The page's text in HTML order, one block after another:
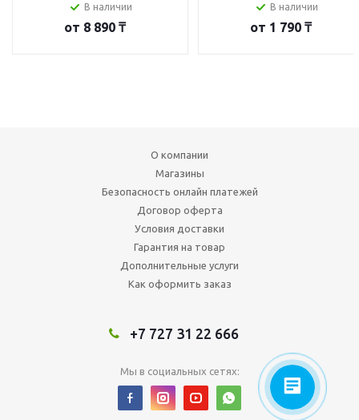
В наличии
от 8 890 ₸
В наличии
от 1 790 ₸
О компании
Магазины
Безопасность онлайн платежей
Договор оферта
Условия доставки
Гарантия на товар
Дополнительные услуги
Как оформить заказ
+7 727 31 22 666
Мы в социальных сетях: